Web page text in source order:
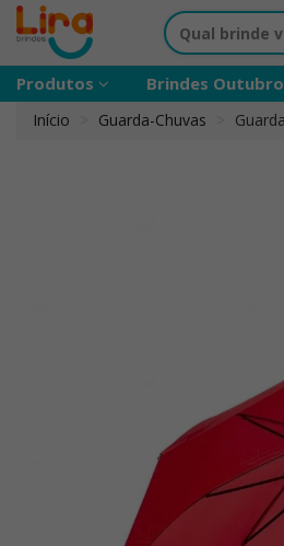
Produtos Brindes
Início Guarda-Chuvas